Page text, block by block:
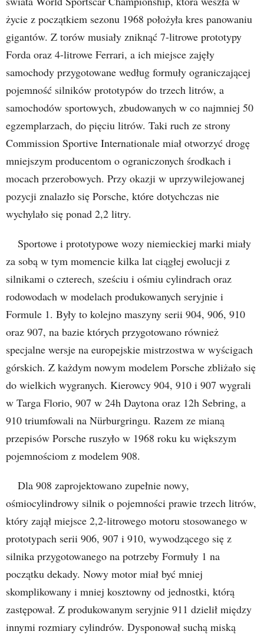
życie z początkiem sezonu 1968 położyła kres panowaniu
gigantów. Z torów musiały zniknąć 7-litrowe prototypy
Forda oraz 4-litrowe Ferrari, a ich miejsce zajęły
samochody przygotowane według formuły ograniczającej
pojemność silników prototypów do trzech litrów, a
samochodów sportowych, zbudowanych w co najmniej 50
egzemplarzach, do pięciu litrów. Taki ruch ze strony
Commission Sportive Internationale miał otworzyć drogę
mniejszym producentom o ograniczonych środkach i
mocach przerobowych. Przy okazji w uprzywilejowanej
pozycji znalazło się Porsche, które dotychczas nie
wychylało się ponad 2,2 litry.
Sportowe i prototypowe wozy niemieckiej marki miały
za sobą w tym momencie kilka lat ciągłej ewolucji z
silnikami o czterech, sześciu i ośmiu cylindrach oraz
rodowodach w modelach produkowanych seryjnie i
Formule 1. Były to kolejno maszyny serii 904, 906, 910
oraz 907, na bazie których przygotowano również
specjalne wersje na europejskie mistrzostwa w wyścigach
górskich. Z każdym nowym modelem Porsche zbliżało się
do wielkich wygranych. Kierowcy 904, 910 i 907 wygrali
w Targa Florio, 907 w 24h Daytona oraz 12h Sebring, a
910 triumfowali na Nürburgringu. Razem ze mianą
przepisów Porsche ruszyło w 1968 roku ku większym
pojemnościom z modelem 908.
Dla 908 zaprojektowano zupełnie nowy,
ośmiocylindrowy silnik o pojemności prawie trzech litrów,
który zajął miejsce 2,2-litrowego motoru stosowanego w
prototypach serii 906, 907 i 910, wywodzącego się z
silnika przygotowanego na potrzeby Formuły 1 na
początku dekady. Nowy motor miał być mniej
skomplikowany i mniej kosztowny od jednostki, którą
zastępował. Z produkowanym seryjnie 911 dzielił między
innymi rozmiary cylindrów. Dysponował suchą miską